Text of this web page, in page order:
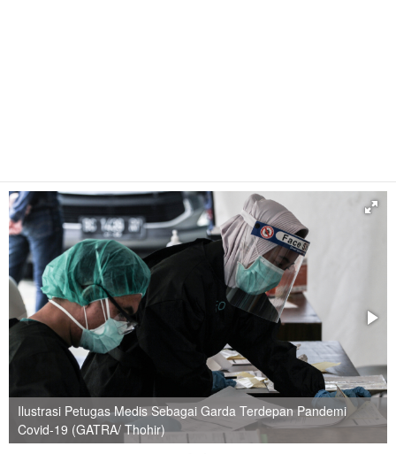
Ilustrasi Petugas Medis Sebagai Garda Terdepan Pandemi
Covid-19 (GATRA/ Thohir)